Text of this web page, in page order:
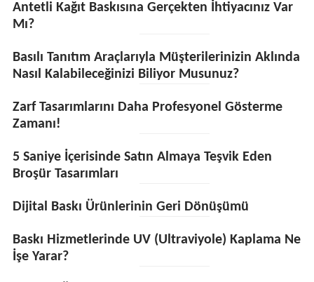
Antetli Kağıt Baskısına Gerçekten İhtiyacınız Var
Mı?
Basılı Tanıtım Araçlarıyla Müşterilerinizin Aklında
Nasıl Kalabileceğinizi Biliyor Musunuz?
Zarf Tasarımlarını Daha Profesyonel Gösterme
Zamanı!
5 Saniye İçerisinde Satın Almaya Teşvik Eden
Broşür Tasarımları
Dijital Baskı Ürünlerinin Geri Dönüşümü
Baskı Hizmetlerinde UV (Ultraviyole) Kaplama Ne
İşe Yarar?